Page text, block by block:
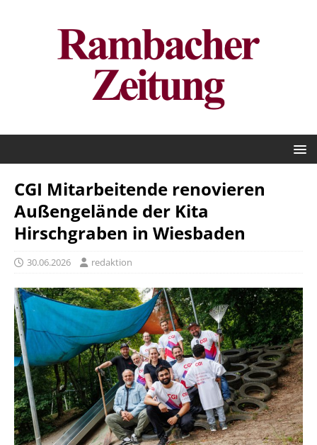
CGI Mitarbeitende renovieren
Außengelände der Kita
Hirschgraben in Wiesbaden
30.06.2026 redaktion